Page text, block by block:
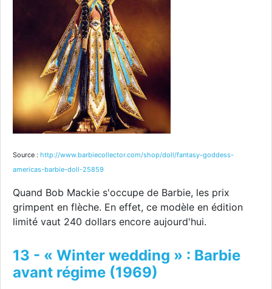
Source : http://www.barbiecollector.com/shop/doll/fantasy-goddess-
americas-barbie-doll-25859
Quand Bob Mackie s'occupe de Barbie, les prix
grimpent en flèche. En effet, ce modèle en édition
limité vaut 240 dollars encore aujourd'hui.
13 - « Winter wedding » : Barbie
avant régime (1969)